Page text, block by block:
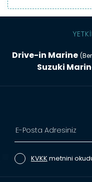
Drive-in Marine
Suzuki
KVKK metnini